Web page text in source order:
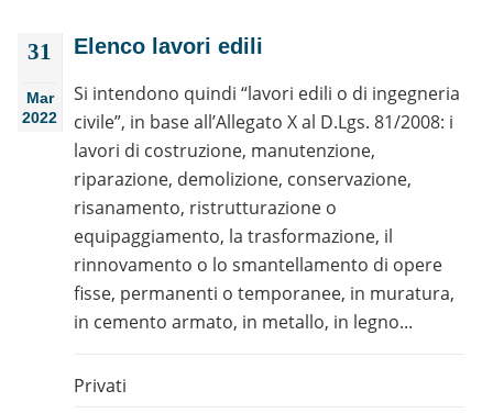
31
Mar
2022
Elenco lavori edili
Si intendono quindi “lavori edili o di ingegneria
civile”, in base all’Allegato X al D.Lgs. 81/2008: i
lavori di costruzione, manutenzione,
riparazione, demolizione, conservazione,
risanamento, ristrutturazione o
equipaggiamento, la trasformazione, il
rinnovamento o lo smantellamento di opere
fisse, permanenti o temporanee, in muratura,
in cemento armato, in metallo, in legno...
Privati